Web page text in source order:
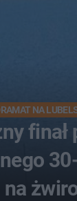
NA
finał
na